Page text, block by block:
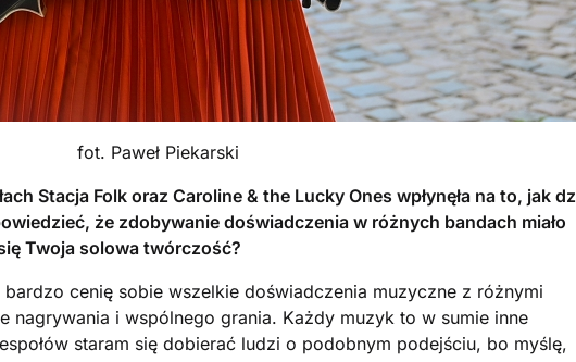
fot. Paweł Piekarski
Stacja Folk oraz Caroline & the Lucky Ones wpłynęła na to, jak
że zdobywanie doświadczenia w różnych bandach miało
Twoja solowa twórczość?
bardzo cenię sobie wszelkie doświadczenia muzyczne z różnymi
nagrywania i wspólnego grania. Każdy muzyk to w sumie inne
staram się dobierać ludzi o podobnym podejściu, bo myślę,